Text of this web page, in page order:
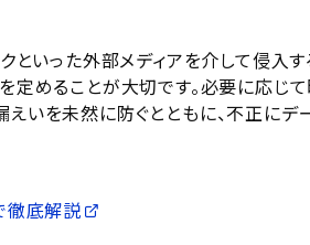
といった外部メディアを介して侵入す
定めることが大切です。必要に応じ
いを未然に防ぐとともに、不正にデ
徹底解説